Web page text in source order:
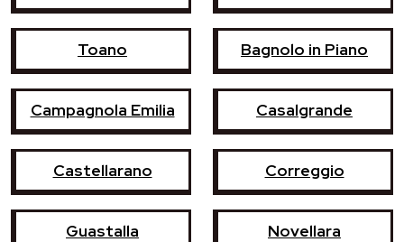
Toano Bagnolo in Piano
Campagnola Emilia Casalgrande
Castellarano Correggio
Guastalla Novellara